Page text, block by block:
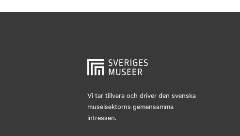
Vi tar tillvara och driver den svenska
museisektorns gemensamma
intressen.